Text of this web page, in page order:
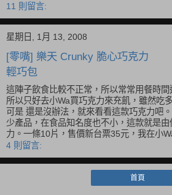
11 則留言:
星期日, 1月 13, 2008
[零嘴] 樂天 Crunky 脆心巧克力
輕巧包
這陣子飲食比較不正常，所以常常用餐時間
所以只好去小Wa買巧克力來充飢，雖然吃
可是 還是沒辦法，就來看看這款巧克力吧
少產品，在食品知名度也不小，這款就是
力。一條10片，售價新台票35元，我在小
4 則留言:
首頁